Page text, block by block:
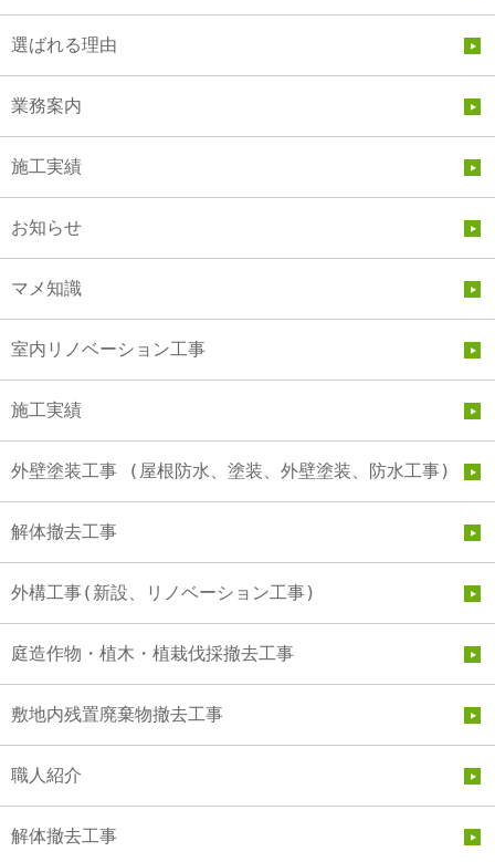
選ばれる理由
業務案内
施工実績
お知らせ
マメ知識
室内リノベーション工事
施工実績
外壁塗装工事 (屋根防水、塗装、外壁塗装、防水工事)
解体撤去工事
外構工事(新設、リノベーション工事)
庭造作物・植木・植栽伐採撤去工事
敷地内残置廃棄物撤去工事
職人紹介
解体撤去工事